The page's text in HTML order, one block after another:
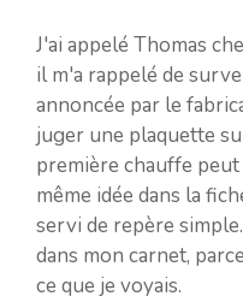
J'ai appelé Thomas
il m'a rappelé de
annoncée par le
juger une plaquette
première chauffe
même idée dans la
servi de repère
dans mon carnet,
ce que je voyais.